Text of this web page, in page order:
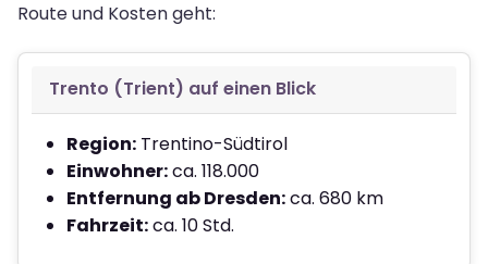
Route und Kosten geht:
Trento (Trient) auf einen Blick
Region: Trentino-Südtirol
Einwohner:ca. 118.000
Entfernung ab Dresden:ca. 680 km
Fahrzeit:ca. 10 Std.